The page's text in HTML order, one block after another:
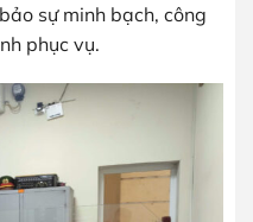
sự minh bạch, công
phục vụ.